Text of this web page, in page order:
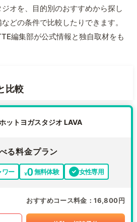
オを、目的別のおすすめから探し
どの条件で比較したりできます。
編集部が公式情報と独自取材をも
比較
ットヨガスタジオ LAVA
る料金プラン
ワー 無料体験 女性専用
おすすめコース料金 16,800円